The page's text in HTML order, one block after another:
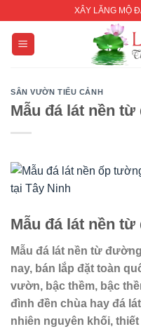
content
XÂY LĂNG MỘ
SÂN VƯỜN TIỂU CẢNH
Mẫu đá lát nền
Mẫu đá lát nền
Mẫu đá lát nền từ
nay, bán lắp đặt toàn
vườn, bậc thềm, bậc
đình đền chùa hay đá
nhiên nguyên khối,